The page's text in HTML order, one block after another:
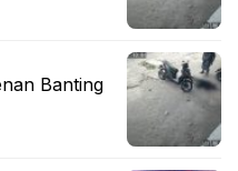
Banting